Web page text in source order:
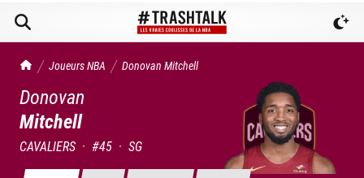
TrashTalk Actu NBA
Joueurs NBA Donovan Mitchell
Donovan
Mitchell
CAVALIERS · #45 · SG